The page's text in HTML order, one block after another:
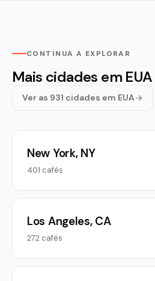
CONTINUA A EXPLORAR
Mais cidades em EUA
Ver as 931 cidades em EUA
New York, NY
401 cafés
Los Angeles, CA
272 cafés